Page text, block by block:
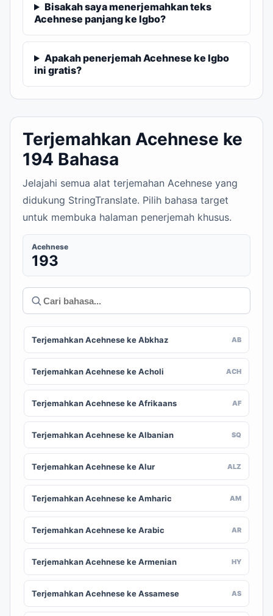
Bisakah saya menerjemahkan teks
Acehnese panjang ke Igbo?
Apakah penerjemah Acehnese ke Igbo
ini gratis?
Terjemahkan Acehnese ke
194 Bahasa
Jelajahi semua alat terjemahan Acehnese yang
didukung StringTranslate. Pilih bahasa target
untuk membuka halaman penerjemah khusus.
Acehnese
193
Terjemahkan Acehnese ke Abkhaz AB
Terjemahkan Acehnese ke Acholi ACH
Terjemahkan Acehnese ke Afrikaans AF
Terjemahkan Acehnese ke Albanian SQ
Terjemahkan Acehnese ke Alur ALZ
Terjemahkan Acehnese ke Amharic AM
Terjemahkan Acehnese ke Arabic AR
Terjemahkan Acehnese ke Armenian HY
Terjemahkan Acehnese ke Assamese AS